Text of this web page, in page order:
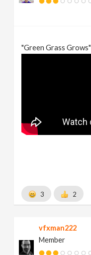
"Green Grass Grows"
3 2
vfxman222
Member